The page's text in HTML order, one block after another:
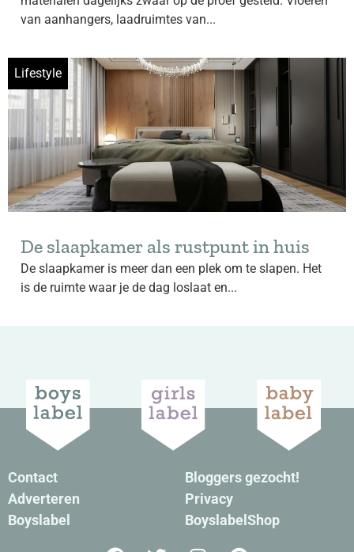
van aanhangers, laadruimtes van...
Lifestyle
De slaapkamer als rustpunt in huis
De slaapkamer is meer dan een plek om te slapen. Het
is de ruimte waar je de dag loslaat en...
Contact
Adverteren
Boyslabel
Bloggers gezocht!
Privacy
BoyslabelShop